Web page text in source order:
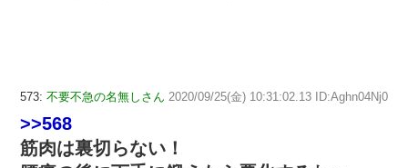
573: 不要不急の名無しさん 2020/09/25(金) 10:31:02.13 ID:Aghn04Nj0
>>568
筋肉は裏切らない！